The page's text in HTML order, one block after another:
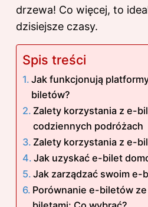
drzewa! Co więcej, to
dzisiejsze czasy.
Spis treści
Jak funkcjonują
biletów?
Zalety korzystania z e-
codziennych podróżach
Zalety korzystania z e-
Jak uzyskać e-bilet
Jak zarządzać swoim e-
Porównanie e-biletów